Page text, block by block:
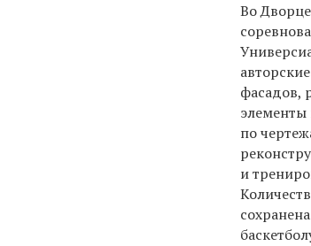
Во
фасадов,
по
и